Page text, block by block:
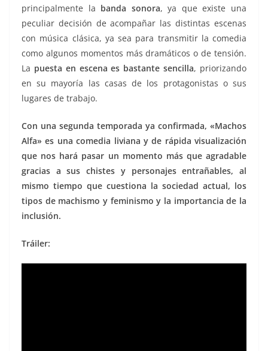
principalmente la banda sonora, ya que existe una
peculiar decisión de acompañar las distintas escenas
con música clásica, ya sea para transmitir la comedia
como algunos momentos más dramáticos o de tensión.
La puesta en escena es bastante sencilla, priorizando
en su mayoría las casas de los protagonistas o sus
lugares de trabajo.
Con una segunda temporada ya confirmada, «Machos
Alfa» es una comedia liviana y de rápida visualización
que nos hará pasar un momento más que agradable
gracias a sus chistes y personajes entrañables, al
mismo tiempo que cuestiona la sociedad actual, los
tipos de machismo y feminismo y la importancia de la
inclusión.
Tráiler: